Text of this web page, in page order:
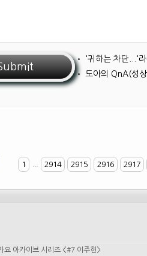
• '귀하는 차단...'
• 도아의 QnA(성
1 2914 2915 2916 2917
요 아카이브 시리즈 <#7 이주헌>